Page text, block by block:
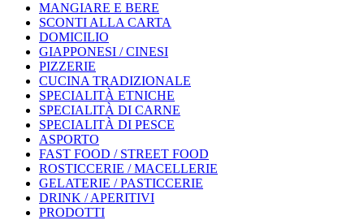
MANGIARE E BERE
SCONTI ALLA CARTA
DOMICILIO
GIAPPONESI / CINESI
PIZZERIE
CUCINA TRADIZIONALE
SPECIALITÀ ETNICHE
SPECIALITÀ DI CARNE
SPECIALITÀ DI PESCE
ASPORTO
FAST FOOD / STREET FOOD
ROSTICCERIE / MACELLERIE
GELATERIE / PASTICCERIE
DRINK / APERITIVI
PRODOTTI